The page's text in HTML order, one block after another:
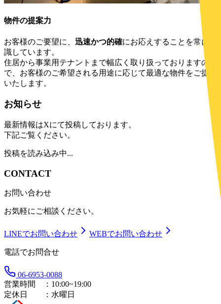
物件の提案力
お客様のご要望に、 迅速かつ的確にお応えすることを常に意
識しています。
住居から事業用テナントまで幅広く取り扱っておりますの
で、お客様のご希望される用途に応じて最適な物件をご提案
いたします。
お知らせ
最新情報はXにて投稿しております。
下記ご覧ください。
投稿を読み込み中...
CONTACT
お問い合わせ
お気軽にご相談ください。
LINEでお問い合わせ WEBでお問い合わせ
電話でお問合せ
06-6953-0088
営業時間 ： 10:00~19:00
定休日 ： 水曜日